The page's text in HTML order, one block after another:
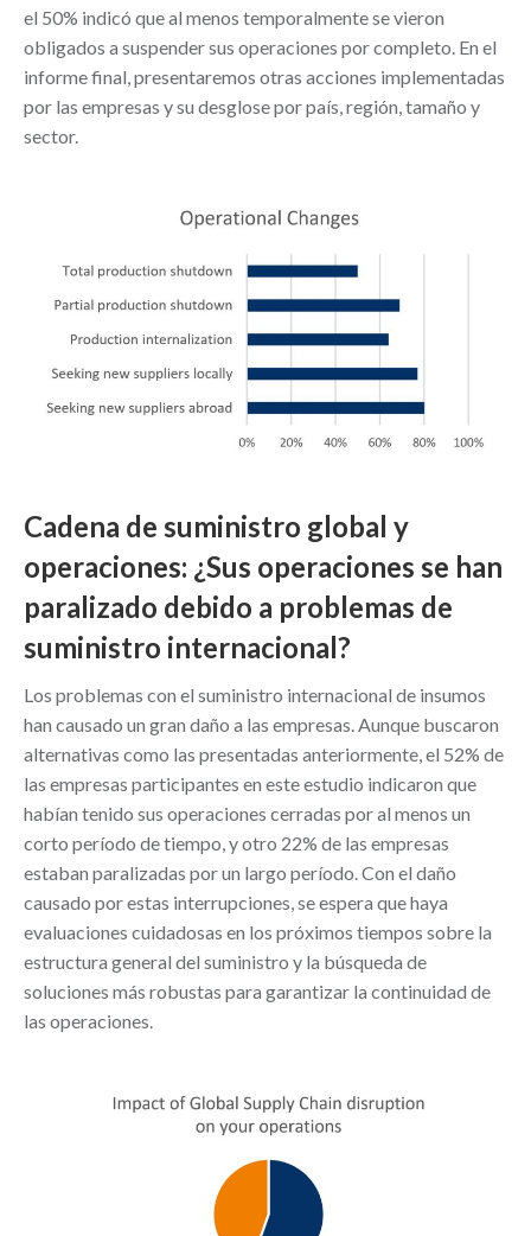
el 50% indicó que al menos temporalmente se vieron
obligados a suspender sus operaciones por completo. En el
informe final, presentaremos otras acciones implementadas
por las empresas y su desglose por país, región, tamaño y
sector.
Cadena de suministro global y
operaciones: ¿Sus operaciones se han
paralizado debido a problemas de
suministro internacional?
Los problemas con el suministro internacional de insumos
han causado un gran daño a las empresas. Aunque buscaron
alternativas como las presentadas anteriormente, el 52% de
las empresas participantes en este estudio indicaron que
habían tenido sus operaciones cerradas por al menos un
corto período de tiempo, y otro 22% de las empresas
estaban paralizadas por un largo período. Con el daño
causado por estas interrupciones, se espera que haya
evaluaciones cuidadosas en los próximos tiempos sobre la
estructura general del suministro y la búsqueda de
soluciones más robustas para garantizar la continuidad de
las operaciones.